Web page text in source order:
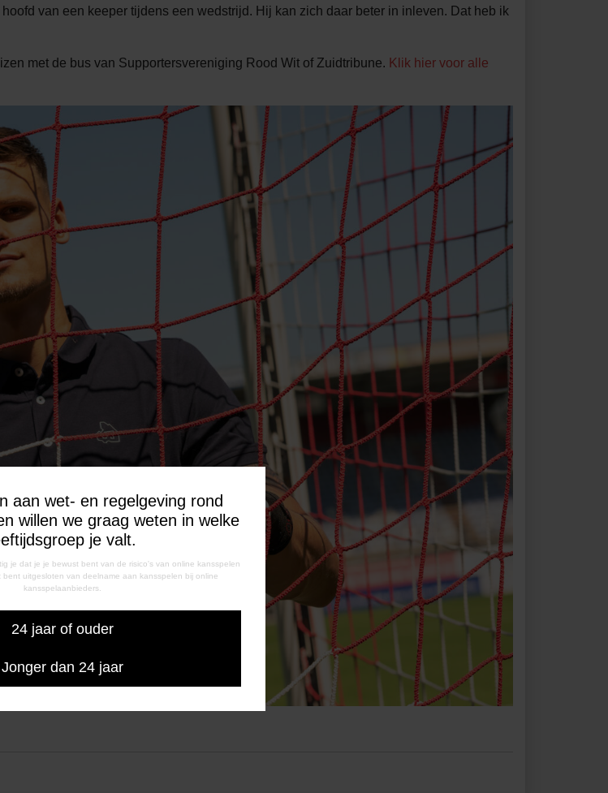
aan wet- en regelgeving rond
willen we graag weten in welke
je valt.
je dat je je bewust bent van de risico's van online kansspelen
uitgesloten van deelname aan kansspelen bij online
kansspelaanbieders.
24 jaar of ouder
Jonger dan 24 jaar
van een keeper tijdens een wedstrijd. Hij kan zich daar beter in inleven. Dat heb ik
met de bus van Supportersvereniging Rood Wit of Zuidtribune. Klik hier voor alle